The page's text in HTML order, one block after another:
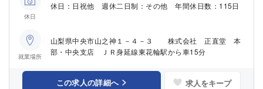
休日
休日：日祝他 週休二日制：その他 年間休日数：115日
就業場所
山梨県中央市山之神１－４－３ 株式会社 正直堂 本
部・中央支店 ＪＲ身延線東花輪駅から車15分
この求人の詳細へ 求人をキープ